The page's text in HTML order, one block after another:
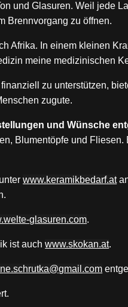
und Glasuren. Weil jede
Brennvorgang zu öffnen.
Afrika. In einem kleinen
meine medizinischen
zu unterstützen,
zugute.
und Wünsche
Blumentöpfe und
www.keramikbedarf.at
glasuren.com.
ist auchwww.skokan.at.